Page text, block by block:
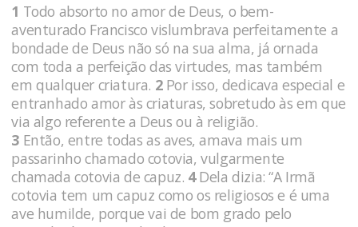
1 Todo absorto no amor de Deus, o bem-
aventurado Francisco vis­lumbrava perfeitamente a
bondade de Deus não só na sua alma, já ornada
com toda a perfeição das virtudes, mas também
em qualquer criatura. 2Por isso, dedicava especial e
entranhado amor às criaturas, sobretudo às em que
via algo referente a Deus ou à religião.
3 Então, entre todas as aves, amava mais um
passarinho chamado cotovia, vulgarmente
chamada cotovia de ca­puz. 4Dela dizia: “A Irmã
cotovia tem um capuz como os religio­sos e é uma
ave humilde, porque vai de bom grado pelo